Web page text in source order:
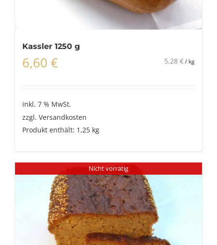
Kassler 1250 g
6,60 € 5,28 €/ kg
inkl. 7 % MwSt.
zzgl. Versandkosten
Produkt enthält: 1,25 kg
Nicht vorrätig